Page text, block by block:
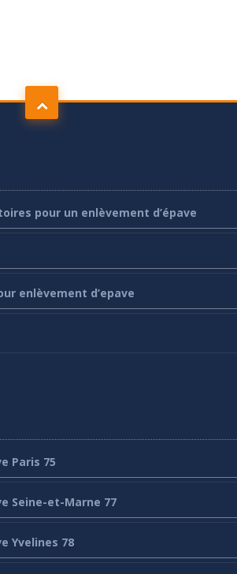
pour un enlèvement d’épave
enlèvement d’epave
Paris 75
Seine-et-Marne 77
Yvelines 78